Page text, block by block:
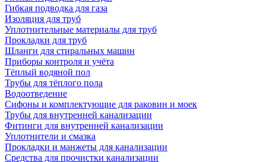
Гибкая подводка для газа
Изоляция для труб
Уплотнительные материалы для труб
Прокладки для труб
Шланги для стиральных машин
Приборы контроля и учёта
Тёплый водяной пол
Трубы для тёплого пола
Водоотведение
Сифоны и комплектующие для раковин и моек
Трубы для внутренней канализации
Фитинги для внутренней канализации
Уплотнители и смазка
Прокладки и манжеты для канализации
Средства для прочистки канализации